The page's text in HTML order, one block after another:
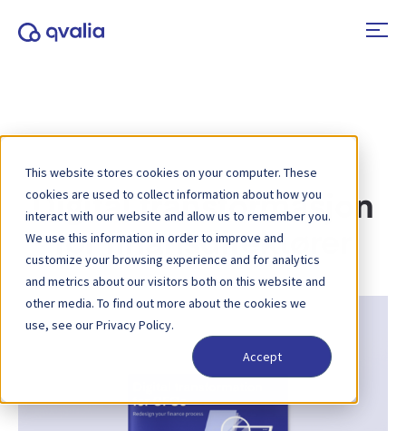
This website stores cookies on your computer. These
cookies are used to collect information about how you
interact with our website and allow us to remember you.
We use this information in order to improve and
customize your browsing experience and for analytics
and metrics about our visitors both on this website and
other media. To find out more about the cookies we
use, see our Privacy Policy.
Accept
Digital transformasjon
for finansdirektører